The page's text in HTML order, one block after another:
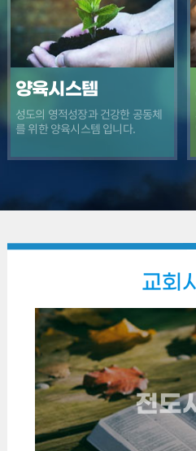
양육시스템
성도의 영적성장과 건강한 공동체
를위한 양육시스템 입니다.
교회
전도